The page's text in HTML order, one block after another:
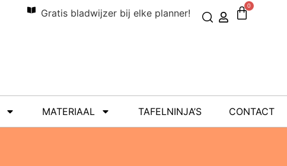
Gratis bladwijzer bij elke planner!
0
MATERIAAL TAFELNINJA’S CONTACT